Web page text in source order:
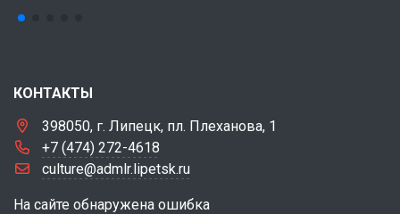
КОНТАКТЫ
398050, г. Липецк, пл. Плеханова, 1
+7 (474) 272-4618
culture@admlr.lipetsk.ru
На сайте обнаружена ошибка